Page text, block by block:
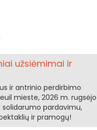
užsiėmimai ir
ir antrinio perdirbimo
mieste, 2026 m. rugsėjo
solidarumo pardavimu,
ir pramogų!